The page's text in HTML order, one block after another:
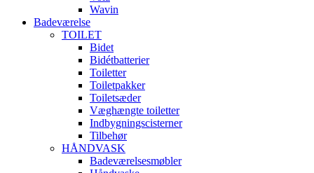
Wavin
Badeværelse
TOILET
Bidet
Bidétbatterier
Toiletter
Toiletpakker
Toiletsæder
Væghængte toiletter
Indbygningscisterner
Tilbehør
HÅNDVASK
Badeværelsesmøbler